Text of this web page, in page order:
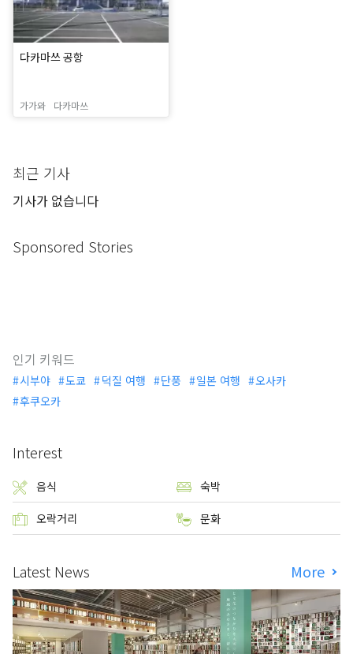
다카마쓰 공항
가가와 다카마쓰
최근 기사
기사가 없습니다
Sponsored Stories
인기 키워드
시부야 도쿄 덕질 여행 단풍 일본 여행
오사카
후쿠오카
Interest
음식 숙박
오락거리 문화
Latest News More